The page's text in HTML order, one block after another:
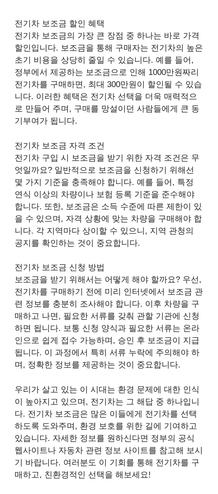
전기차 보조금 할인 혜택
전기차 보조금의 가장 큰 장점 중 하나는 바로 가격
할인입니다. 보조금을 통해 구매자는 전기차의 높은
초기 비용을 상당히 줄일 수 있습니다. 예를 들어,
정부에서 제공하는 보조금으로 인해 1000만원짜리
전기차를 구매하면, 최대 300만원이 할인될 수 있습
니다. 이러한 혜택은 전기차 선택을 더욱 매력적으
로 만들어 주며, 구매를 망설이던 사람들에게 큰 동
기부여가 됩니다.
전기차 보조금 자격 조건
전기차 구입 시 보조금을 받기 위한 자격 조건은 무
엇일까요? 일반적으로 보조금을 신청하기 위해선
몇 가지 기준을 충족해야 합니다. 예를 들어, 특정
연식 이상의 차량이나 보험 등록 기준을 준수해야
합니다. 또한, 보조금은 소득 수준에 따른 제한이 있
을 수 있으며, 자격 상황에 맞는 차량을 구매해야 합
니다. 각 지역마다 상이할 수 있으니, 지역 관청의
공지를 확인하는 것이 중요합니다.
전기차 보조금 신청 방법
보조금을 받기 위해서는 어떻게 해야 할까요? 우선,
전기차를 구매하기 전에 미리 인터넷에서 보조금 관
련 정보를 충분히 조사해야 합니다. 이후 차량을 구
매하고 나면, 필요한 서류를 갖춰 관할 기관에 신청
하면 됩니다. 보통 신청 양식과 필요한 서류는 온라
인으로 쉽게 접수 가능하며, 승인 후 보조금이 지급
됩니다. 이 과정에서 특히 서류 누락에 주의해야 하
며, 정확한 정보를 제공하는 것이 중요합니다.
우리가 살고 있는 이 시대는 환경 문제에 대한 인식
이 높아지고 있으며, 전기차는 그 해답 중 하나입니
다. 전기차 보조금은 많은 이들에게 전기차를 선택
하도록 도와주며, 환경 보호를 위한 길에 기여하고
있습니다. 자세한 정보를 원하신다면 정부의 공식
웹사이트나 자동차 관련 정보 사이트를 참고해 보시
기 바랍니다. 여러분도 이 기회를 통해 전기차를 구
매하고, 친환경적인 선택을 해보세요!